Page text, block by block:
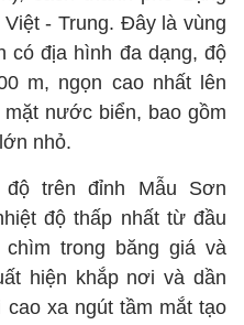
- Trung. Đây là vùng
có địa hình đa dạng, độ
m, ngọn cao nhất lên
nước biển, bao gồm
nhỏ.
độ trên đỉnh Mẫu Sơn
độ thấp nhất từ đầu
trong băng giá và
hiện khắp nơi và dần
xa ngút tầm mắt tạo